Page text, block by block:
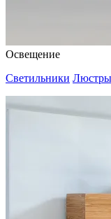
Освещение
Светильники Люстры